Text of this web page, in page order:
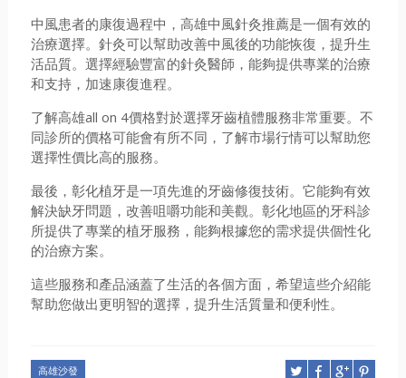
中風患者的康復過程中，高雄中風針灸推薦是一個有效的
治療選擇。針灸可以幫助改善中風後的功能恢復，提升生
活品質。選擇經驗豐富的針灸醫師，能夠提供專業的治療
和支持，加速康復進程。
了解高雄all on 4價格對於選擇牙齒植體服務非常重要。不
同診所的價格可能會有所不同，了解市場行情可以幫助您
選擇性價比高的服務。
最後，彰化植牙是一項先進的牙齒修復技術。它能夠有效
解決缺牙問題，改善咀嚼功能和美觀。彰化地區的牙科診
所提供了專業的植牙服務，能夠根據您的需求提供個性化
的治療方案。
這些服務和產品涵蓋了生活的各個方面，希望這些介紹能
幫助您做出更明智的選擇，提升生活質量和便利性。
高雄沙發